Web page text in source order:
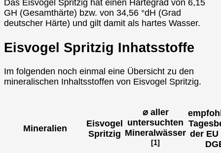
Das Eisvogel Spritzig hat einen Härtegrad von 6,15
GH (Gesamthärte) bzw. von 34,56 °dH (Grad
deutscher Härte) und gilt damit als hartes Wasser.
Eisvogel Spritzig Inhatsstoffe
Im folgenden noch einmal eine Übersicht zu den
mineralischen Inhaltsstoffen von Eisvogel Spritzig.
Mineralien
Eisvogel
Spritzig
⌀ aller
untersuchten
Mineralwässer
[1]
der EU